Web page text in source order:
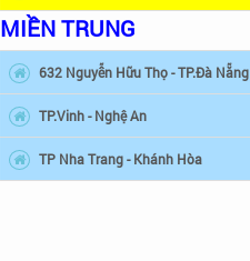
MIỀN TRUNG
632 Nguyễn Hữu Thọ - TP.Đà Nẵng
TP.Vinh - Nghệ An
TP Nha Trang - Khánh Hòa